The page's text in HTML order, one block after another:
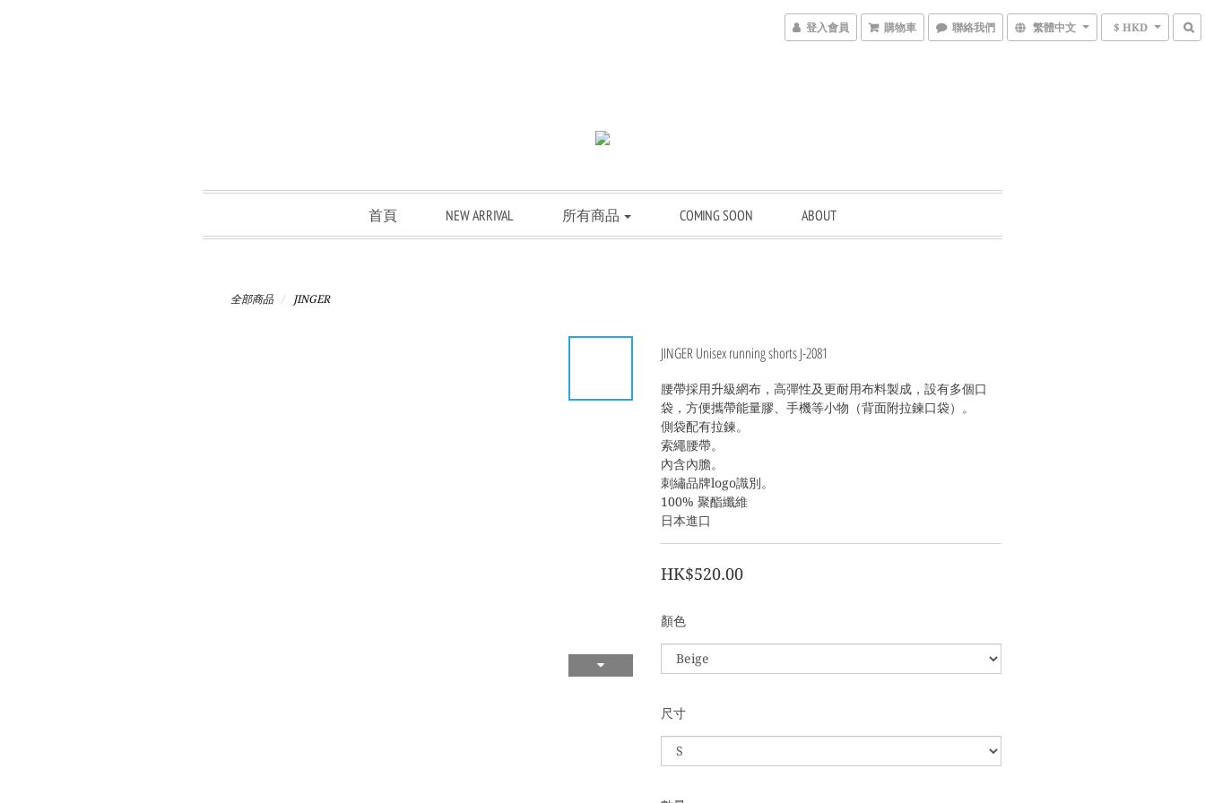
登入會員 購物車 聯絡我們 繁體中文 $ HKD
首頁 NEW ARRIVAL 所有商品 COMING SOON ABOUT
全部商品 JINGER
JINGER Unisex running shorts J-2081
腰帶採用升級網布，高彈性及更耐用布料製成，設有多個口
袋，方便攜帶能量膠、手機等小物（背面附拉鍊口袋）。
側袋配有拉鍊。
索繩腰帶。
內含內膽。
刺繡品牌logo識別。
100% 聚酯纖維
日本進口
HK$520.00
顏色
尺寸